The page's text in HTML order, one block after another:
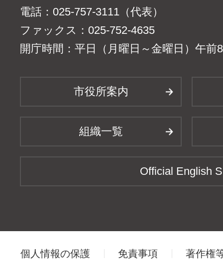
電話：025-757-3111（代表）
ファックス：025-752-4635
開庁時間：平日（月曜日～金曜日）午前
市役所案内
組織一覧
Official English
個人情報の保護 免責事項 著作権